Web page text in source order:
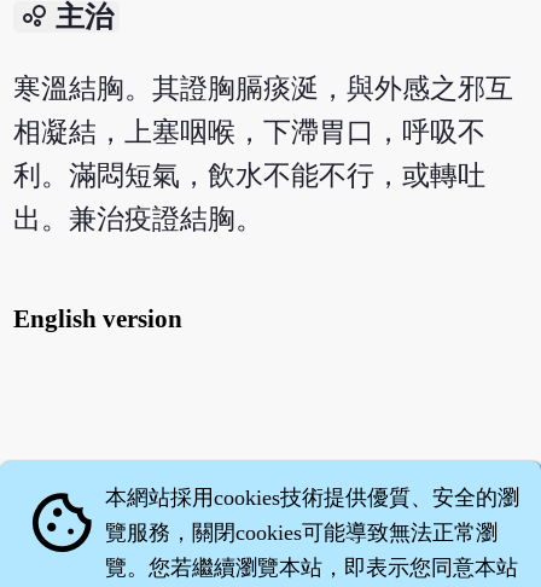
bubble_chart 主治
寒溫結胸。其證胸膈痰涎，與外感之邪互
相凝結，上塞咽喉，下滯胃口，呼吸不
利。滿悶短氣，飲水不能不行，或轉吐
出。兼治疫證結胸。
English version
cookie 本網站採用cookies技術提供優質、安全的瀏
覽服務，關閉cookies可能導致無法正常瀏
覽。您若繼續瀏覽本站，即表示您同意本站